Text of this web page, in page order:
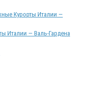
Курорты Италии —
Италии — Валь-Гардена